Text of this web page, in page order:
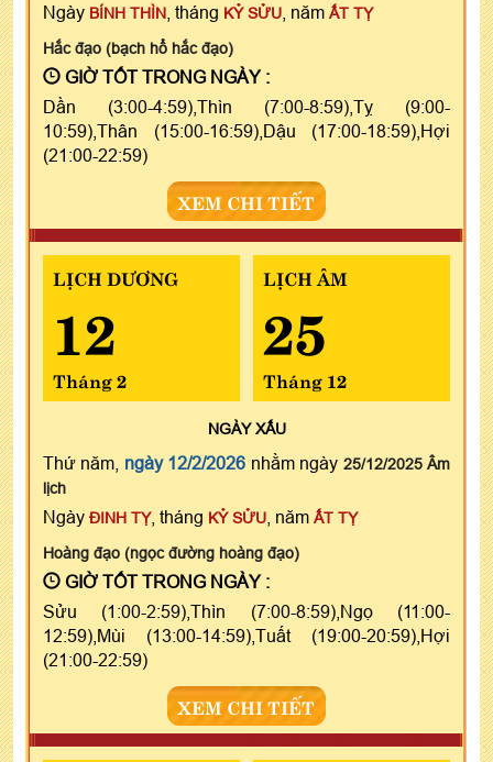
Ngày BÍNH THÌN , tháng KỶ SỬU , năm ẤT TỴ
Hắc đạo (bạch hổ hắc đạo)
GIỜ TỐT TRONG NGÀY :
Dần (3:00-4:59),Thìn (7:00-8:59),Tỵ (9:00-
10:59),Thân (15:00-16:59),Dậu (17:00-18:59),Hợi
(21:00-22:59)
XEM CHI TIẾT
LỊCH DƯƠNG
12
Tháng 2
LỊCH ÂM
25
Tháng 12
NGÀYXẤU
Thứ năm, ngày 12/2/2026 nhằm ngày 25/12/2025 Âm
lịch
Ngày ĐINH TỴ, tháng KỶ SỬU , năm ẤT TỴ
Hoàng đạo (ngọc đường hoàng đạo)
GIỜ TỐT TRONG NGÀY :
Sửu (1:00-2:59),Thìn (7:00-8:59),Ngọ (11:00-
12:59),Mùi (13:00-14:59),Tuất (19:00-20:59),Hợi
(21:00-22:59)
XEM CHI TIẾT